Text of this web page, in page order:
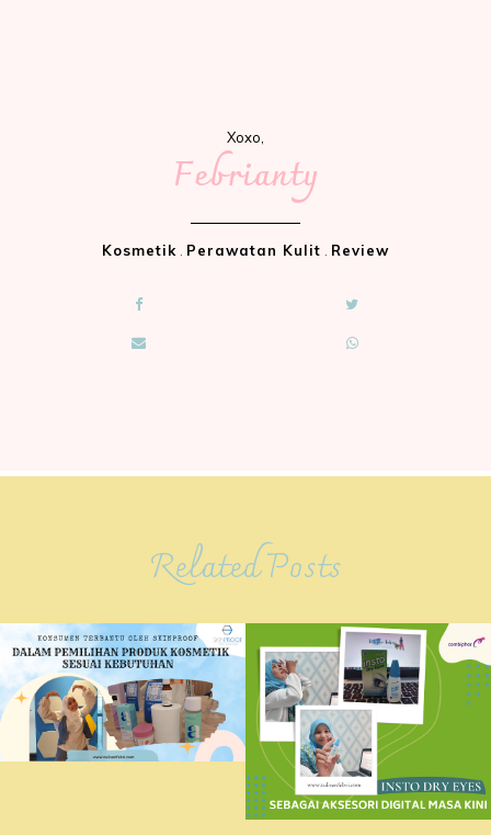
Xoxo,
Febrianty
Kosmetik Perawatan Kulit Review
Related Posts